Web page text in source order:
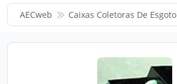
AECweb Caixas Coletoras De Esgoto